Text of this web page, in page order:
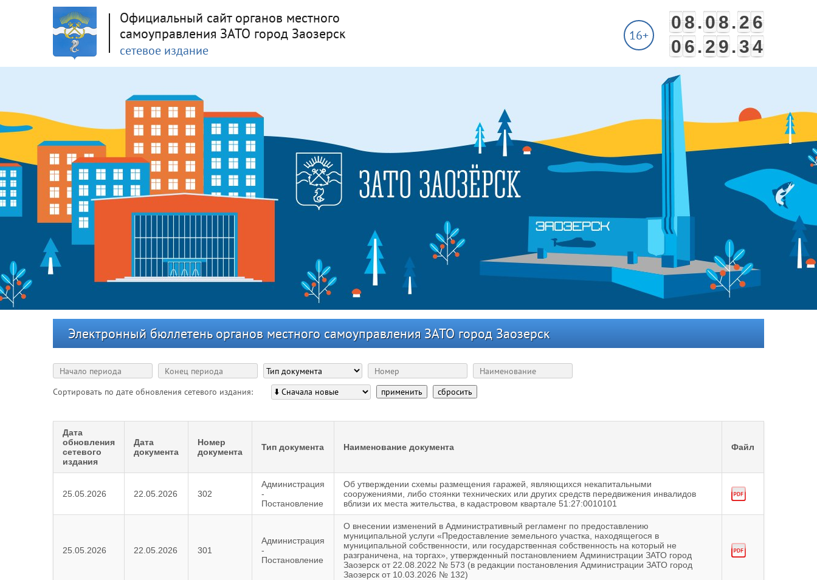
Официальный сайт органов местного
самоуправления ЗАТО город Заозерск
сетевое издание
08.08.26
06.29.34
16+
Электронный бюллетень органов местного самоуправления ЗАТО город Заозерск
Сортировать по дате обновления сетевого издания: применить сбросить
Дата
обновления
сетевого
издания
Дата
документа
Номер
документа
Тип документа Наименование документа Файл
25.05.2026 22.05.2026 302
Администрация
-
Постановление
Об утверждении схемы размещения гаражей, являющихся некапитальными
сооружениями, либо стоянки технических или других средств передвижения инвалидов
вблизи их места жительства, в кадастровом квартале 51:27:0010101
25.05.2026 22.05.2026 301
Администрация
-
Постановление
О внесении изменений в Административный регламенг по предоставлению
муниципальной услуги «Предоставление земельного участка, находящегося в
муниципальной собственности, или государственная собственность на который не
разграничена, на торгах», утвержденный постановлением Администрации ЗАТО город
Заозерск от 22.08.2022 № 573 (в редакции постановления Администрации ЗАТО город
Заозерск от 10.03.2026 № 132)